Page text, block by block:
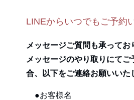
LINEからいつでもご予約
メッセージご質問も承ってお
メッセージのやり取りにてご
合、以下をご連絡お願いいた
●お客様名